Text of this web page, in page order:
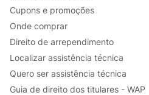
Cupons e promoções
Onde comprar
Direito de arrependimento
Localizar assistência técnica
Quero ser assistência técnica
Guia de direito dos titulares - WAP